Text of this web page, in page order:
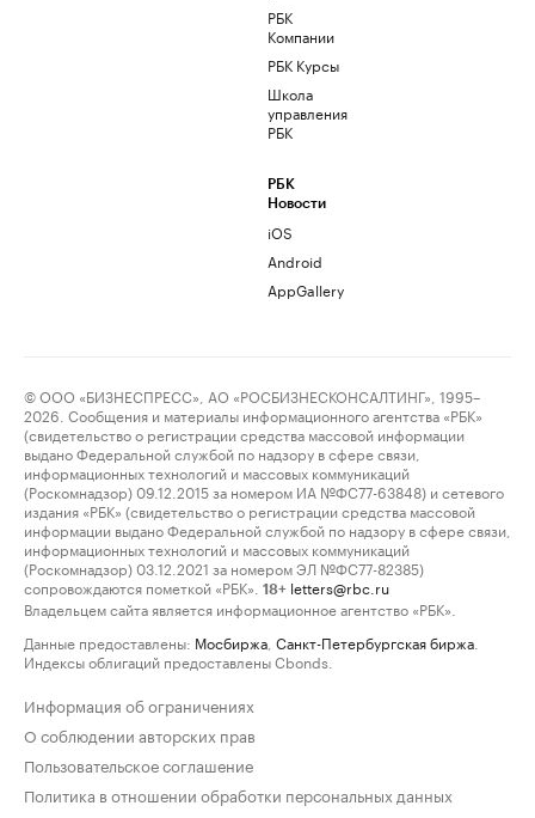
РБК
Компании
РБК Курсы
Школа
управления
РБК
РБК
Новости
iOS
Android
AppGallery
© ООО «БИЗНЕСПРЕСС», АО «РОСБИЗНЕСКОНСАЛТИНГ», 1995–
2026. Сообщения и материалы информационного агентства «РБК»
(свидетельство о регистрации средства массовой информации
выдано Федеральной службой по надзору в сфере связи,
информационных технологий и массовых коммуникаций
(Роскомнадзор) 09.12.2015 за номером ИА №ФС77-63848) и сетевого
издания «РБК» (свидетельство о регистрации средства массовой
информации выдано Федеральной службой по надзору в сфере связи,
информационных технологий и массовых коммуникаций
(Роскомнадзор) 03.12.2021 за номером ЭЛ №ФС77-82385)
сопровождаются пометкой «РБК».
18+ letters@rbc.ru
Владельцем сайта является информационное агентство «РБК».
Данные предоставлены: Мосбиржа Санкт-Петербургская биржа
Индексы облигаций предоставлены Cbonds.
Информация об ограничениях
О соблюдении авторских прав
Пользовательское соглашение
Политика в отношении обработки персональных данных